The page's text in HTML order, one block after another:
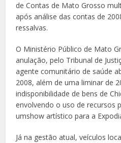
de Contas de Mato Grosso
após análise das contas de
ressalvas.
O Ministério Público de Mato
anulação, pelo Tribunal de
agente comunitário de saúde
2008, além de uma liminar de
indisponibilidade de bens de
envolvendo o uso de recursos
umshow artístico para a
Já na gestão atual, veículos